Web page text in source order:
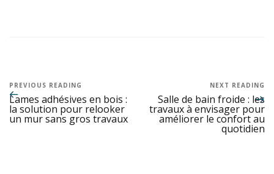
PREVIOUS READING
Lames adhésives en bois :
la solution pour relooker
un mur sans gros travaux
NEXT READING
Salle de bain froide : les
travaux à envisager pour
améliorer le confort au
quotidien